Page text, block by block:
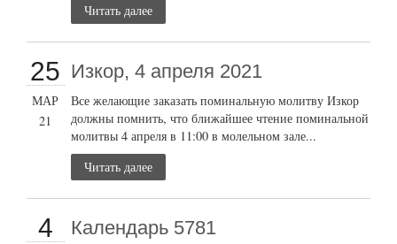
Читать далее
25
МАР
21
Изкор, 4 апреля 2021
Все желающие заказать поминальную молитву Изкор
должны помнить, что ближайшее чтение поминальной
молитвы 4 апреля в 11:00 в молельном зале...
Читать далее
4 Календарь 5781